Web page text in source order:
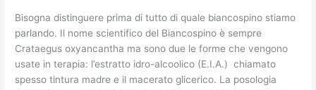
Bisogna distinguere prima di tutto di quale biancospino stiamo
parlando. Il nome scientifico del Biancospino è sempre
Crataegus oxyancantha ma sono due le forme che vengono
usate in terapia: l’estratto idro-alcoolico (E.I.A.) chiamato
spesso tintura madre e il macerato glicerico. La posologia